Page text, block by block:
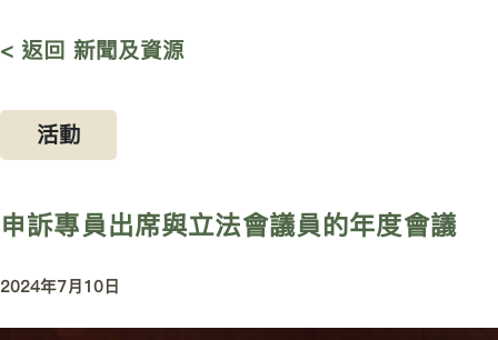
< 返回 新聞及資源
活動
申訴專員出席與立法會議員的年度會議
2024年7月10日